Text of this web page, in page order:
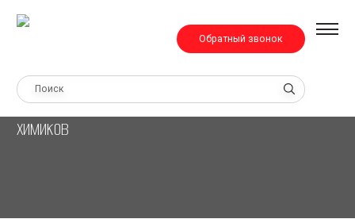
Обратный звонок
химиков
Фотографии с профессионального праздника
химиков